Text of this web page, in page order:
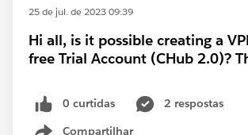
25 de jul. de 2023 09:39
Hi all, is it possible creating a
free Trial Account (CHub 2.0)?
0 curtidas
2 respostas
Compartilhar